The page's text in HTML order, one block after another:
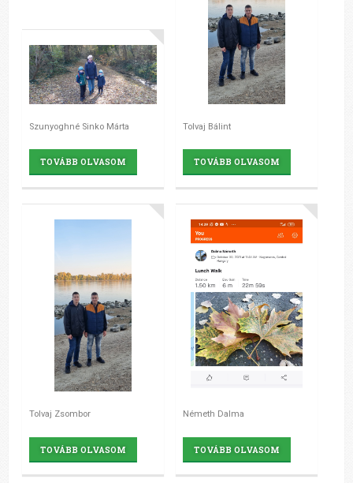
Szunyoghné Sinko Márta
TOVÁBB OLVASOM
Tolvaj Bálint
TOVÁBB OLVASOM
Tolvaj Zsombor
TOVÁBB OLVASOM
Németh Dalma
TOVÁBB OLVASOM